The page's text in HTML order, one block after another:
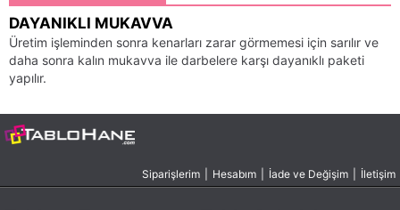
DAYANIKLI MUKAVVA
Üretim işleminden sonra kenarları zarar görmemesi için sarılır ve
daha sonra kalın mukavva ile darbelere karşı dayanıklı paketi
yapılır.
Siparişlerim Hesabım İade ve Değişim İletişim